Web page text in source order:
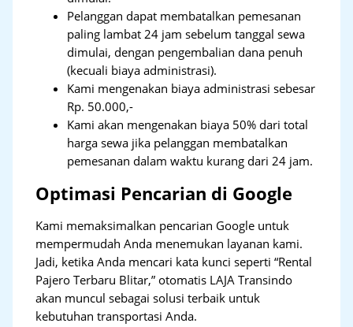
Pelanggan dapat membatalkan pemesanan
paling lambat 24 jam sebelum tanggal sewa
dimulai, dengan pengembalian dana penuh
(kecuali biaya administrasi).
Kami mengenakan biaya administrasi sebesar
Rp. 50.000,-
Kami akan mengenakan biaya 50% dari total
harga sewa jika pelanggan membatalkan
pemesanan dalam waktu kurang dari 24 jam.
Optimasi Pencarian di Google
Kami memaksimalkan pencarian Google untuk
mempermudah Anda menemukan layanan kami.
Jadi, ketika Anda mencari kata kunci seperti “Rental
Pajero Terbaru Blitar,” otomatis LAJA Transindo
akan muncul sebagai solusi terbaik untuk
kebutuhan transportasi Anda.